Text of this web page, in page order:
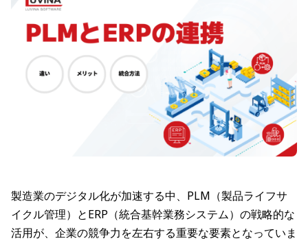
製造業のデジタル化が加速する中、PLM（製品ライフサ
イクル管理）とERP（統合基幹業務システム）の戦略的な
活用が、企業の競争力を左右する重要な要素となっていま